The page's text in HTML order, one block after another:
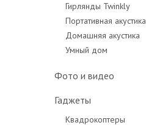
Гирлянды Twinkly
Портативная акустика
Домашняя акустика
Умный дом
Фото и видео
Гаджеты
Квадрокоптеры